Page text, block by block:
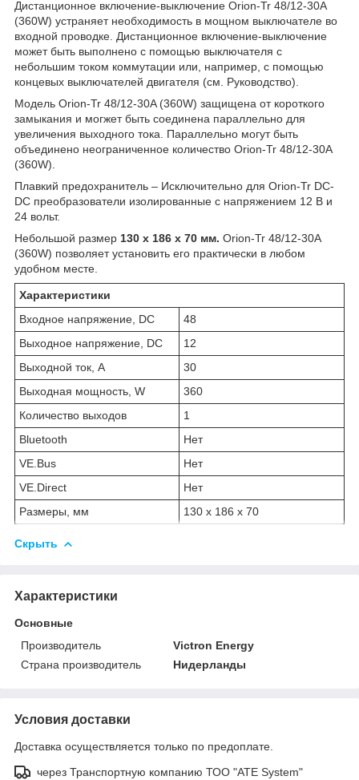
Дистанционное включение-выключение Orion-Tr 48/12-30A
(360W) устраняет необходимость в мощном выключателе во
входной проводке. Дистанционное включение-выключение
может быть выполнено с помощью выключателя с
небольшим током коммутации или, например, с помощью
концевых выключателей двигателя (см. Руководство).
Модель Orion-Tr 48/12-30A (360W) защищена от короткого
замыкания и могжет быть соединена параллельно для
увеличения выходного тока. Параллельно могут быть
объединено неограниченное количество Orion-Tr 48/12-30A
(360W).
Плавкий предохранитель – Исключительно для Orion-Tr DC-
DC преобразователи изолированные с напряжением 12 В и
24 вольт.
Небольшой размер 130 x 186 x 70 мм. Orion-Tr 48/12-30A
(360W) позволяет установить его практически в любом
удобном месте.
Характеристики
Входное напряжение, DC
48
Выходное напряжение, DC
12
Выходной ток, А
30
Выходная мощность, W
360
Количество выходов
1
Bluetooth
Нет
VE.Bus
Нет
VE.Direct
Нет
Размеры, мм
130 x 186 x 70
Скрыть
Характеристики
Основные
Производитель
Victron Energy
Страна производитель
Нидерланды
Условия доставки
Доставка осуществляется только по предоплате.
через Транспортную компанию ТОО "ATE System"